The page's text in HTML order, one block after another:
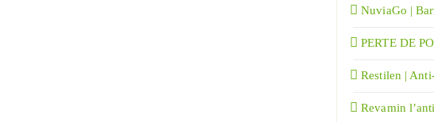
NuviaGo |
PERTE DE
Restilen |
Revamin